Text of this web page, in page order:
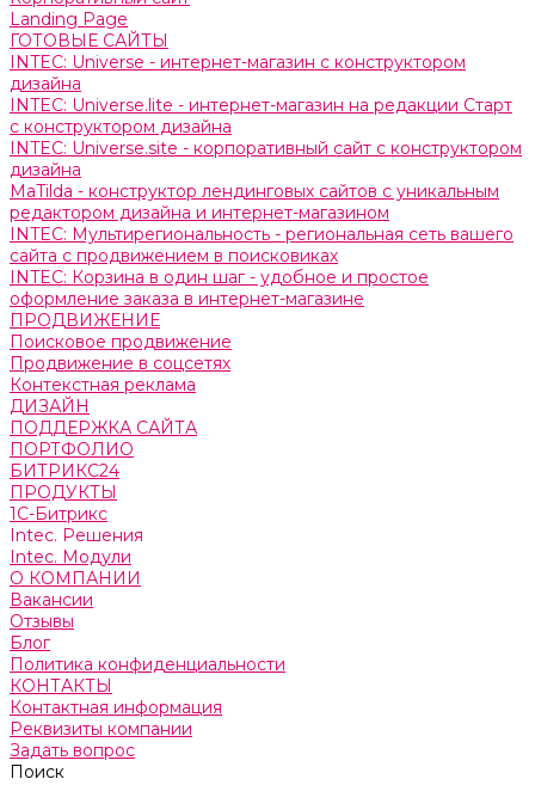
Landing Page
ГОТОВЫЕ САЙТЫ
INTEC: Universe - интернет-магазин с конструктором
дизайна
INTEC: Universe.lite - интернет-магазин на редакции Старт
с конструктором дизайна
INTEC: Universe.site - корпоративный сайт с конструктором
дизайна
MaTilda - конструктор лендинговых сайтов с уникальным
редактором дизайна и интернет-магазином
INTEC: Мультирегиональность - региональная сеть вашего
сайта с продвижением в поисковиках
INTEC: Корзина в один шаг - удобное и простое
оформление заказа в интернет-магазине
ПРОДВИЖЕНИЕ
Поисковое продвижение
Продвижение в соцсетях
Контекстная реклама
ДИЗАЙН
ПОДДЕРЖКА САЙТА
ПОРТФОЛИО
БИТРИКС24
ПРОДУКТЫ
1С-Битрикс
Intec. Решения
Intec. Модули
О КОМПАНИИ
Вакансии
Отзывы
Блог
Политика конфиденциальности
КОНТАКТЫ
Контактная информация
Реквизиты компании
Задать вопрос
Поиск